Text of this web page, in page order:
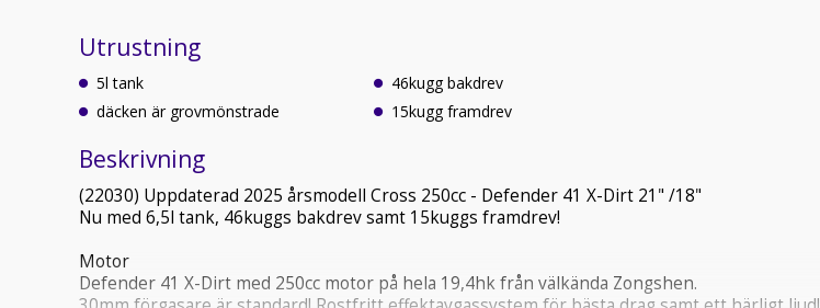
Utrustning
5l tank
däcken är grovmönstrade
46kugg bakdrev
15kugg framdrev
Beskrivning
(22030) Uppdaterad 2025 årsmodell Cross 250cc - Defender 41 X-Dirt 21" /18"
Nu med 6,5l tank, 46kuggs bakdrev samt 15kuggs framdrev!
Motor
Defender 41 X-Dirt med 250cc motor på hela 19,4hk från välkända Zongshen.